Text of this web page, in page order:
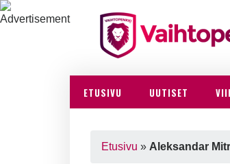
ETUSIVU UUTISET
Etusivu » Aleksandar